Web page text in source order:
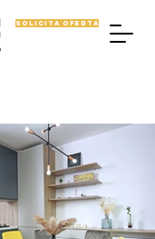
SOLICITA OFERTA